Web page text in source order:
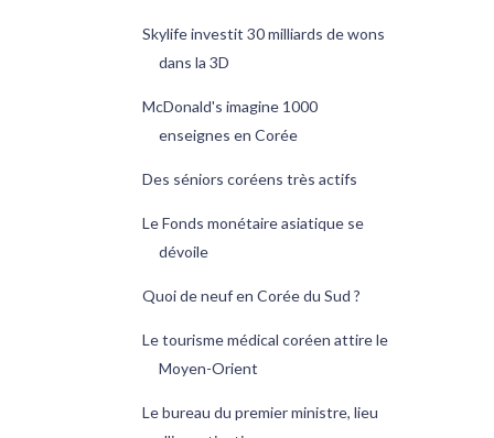
Skylife investit 30 milliards de wons
dans la 3D
McDonald's imagine 1000
enseignes en Corée
Des séniors coréens très actifs
Le Fonds monétaire asiatique se
dévoile
Quoi de neuf en Corée du Sud ?
Le tourisme médical coréen attire le
Moyen-Orient
Le bureau du premier ministre, lieu